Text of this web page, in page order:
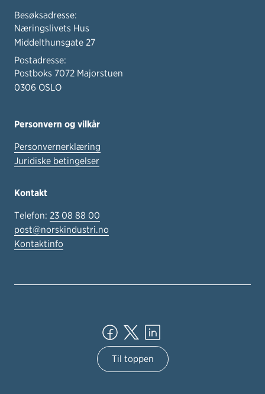
Besøksadresse:
Næringslivets Hus
Middelthunsgate 27
Postadresse:
Postboks 7072 Majorstuen
0306 OSLO
Personvern og vilkår
Personvernerklæring
Juridiske betingelser
Kontakt
Telefon: 23 08 88 00
post@norskindustri.no
Kontaktinfo
Til toppen